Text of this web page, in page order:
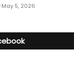
May 5, 2026